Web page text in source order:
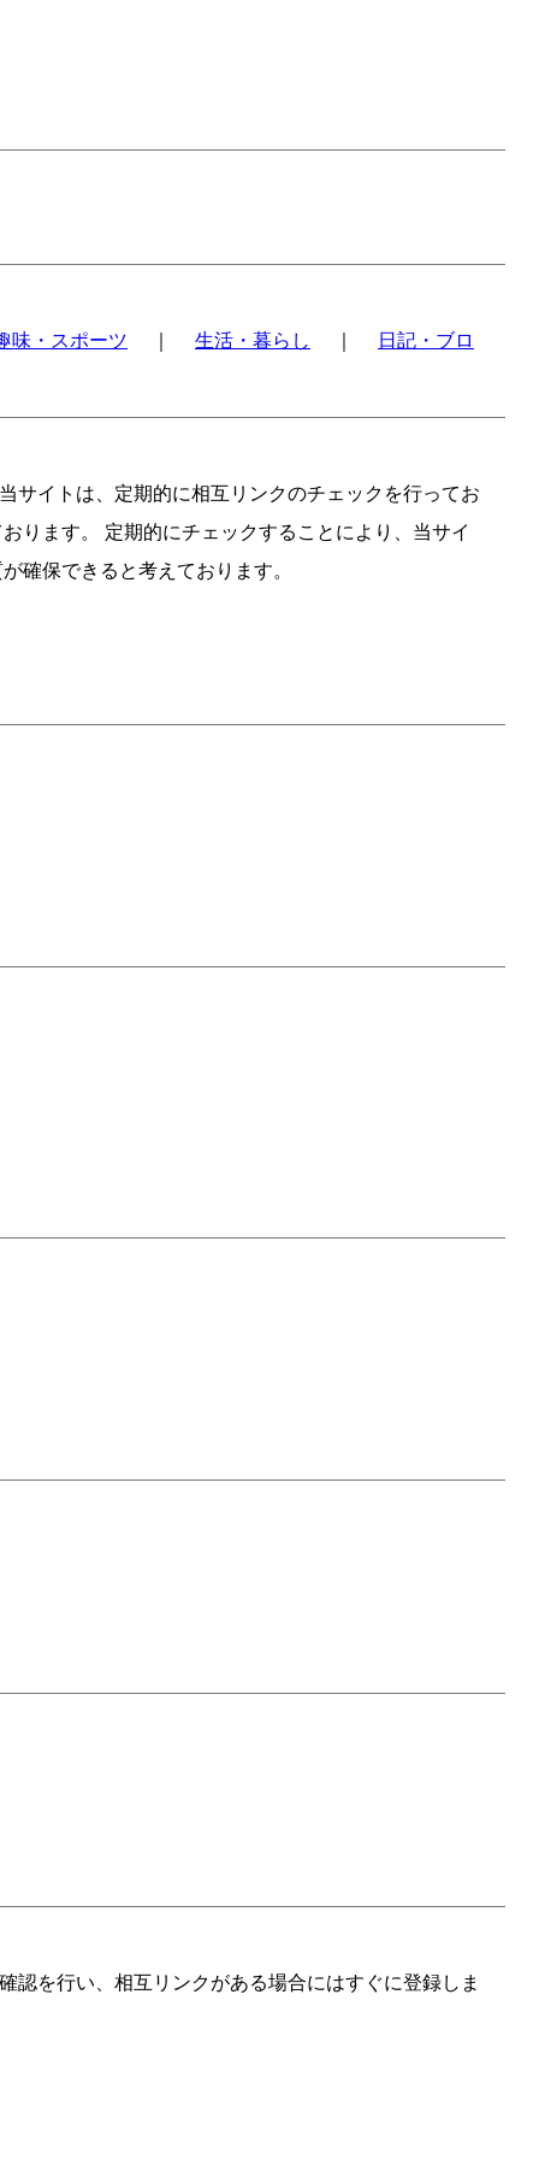
味・スポーツ 生活・暮らし 日記・ブロ
イトは、定期的に相互リンクのチェックを行ってお
ります。 定期的にチェックすることにより、当サイ
確保できると考えております。
を行い、相互リンクがある場合にはすぐに登録しま